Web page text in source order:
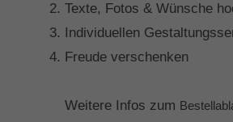
Texte, Fotos & Wünsche
Individuellen
Freude verschenken
Weitere Infos zum